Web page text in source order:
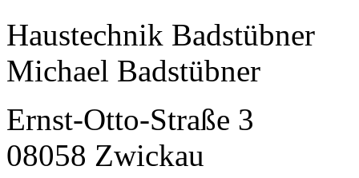
Haustechnik Badstübner
Michael Badstübner
Ernst-Otto-Straße 3
08058 Zwickau